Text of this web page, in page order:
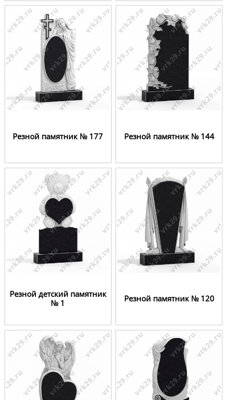
Резной памятник № 177 Резной памятник № 144
Резной детский памятник
№ 1
Резной памятник № 120